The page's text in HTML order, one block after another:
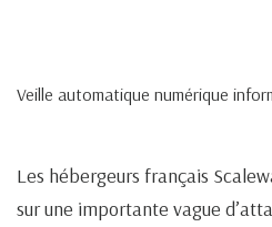
Veille automatique numérique
Les hébergeurs français
sur une importante vague